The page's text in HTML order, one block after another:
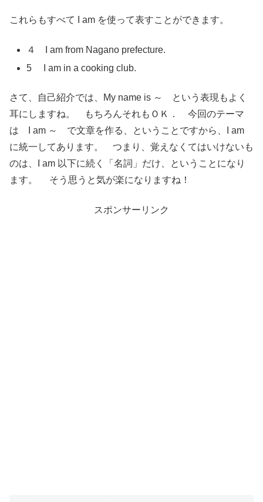
これらもすべて I am を使って表すことができます。
４ I am from Nagano prefecture.
5 I am in a cooking club.
さて、自己紹介では、My name is ～ という表現もよく
耳にしますね。 もちろんそれもＯＫ． 今回のテーマ
は I am ～ で文章を作る、ということですから、I am
に統一してあります。 つまり、覚えなくてはいけないも
のは、I am 以下に続く「名詞」だけ、ということになり
ます。 そう思うと気が楽になりますね！
スポンサーリンク